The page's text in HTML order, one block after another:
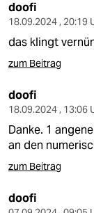
doofi
18.09.2024 , 20:19
das klingt
zum Beitrag
doofi
18.09.2024 , 13:06
Danke. 1
an den
zum Beitrag
doofi